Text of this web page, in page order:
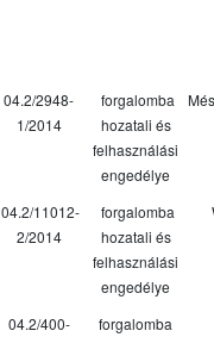
04.2/2948-
1/2014
forgalomba
hozatali és
felhasználási
engedélye
04.2/11012-
2/2014
forgalomba
hozatali és
felhasználási
engedélye
04.2/400-
forgalomba